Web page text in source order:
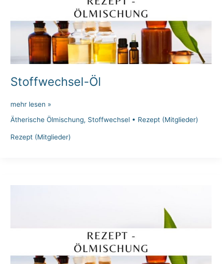
Stoffwechsel-Öl
Stoffwechsel-
Öl
mehr lesen »
Ätherische Ölmischung, Stoffwechsel• Rezept (Mitglieder)
Rezept (Mitglieder)